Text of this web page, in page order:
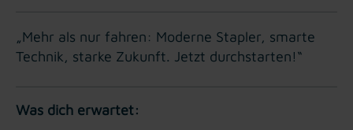
„Mehr als nur fahren: Moderne Stapler, smarte
Technik, starke Zukunft. Jetzt durchstarten!“
Was dich erwartet: